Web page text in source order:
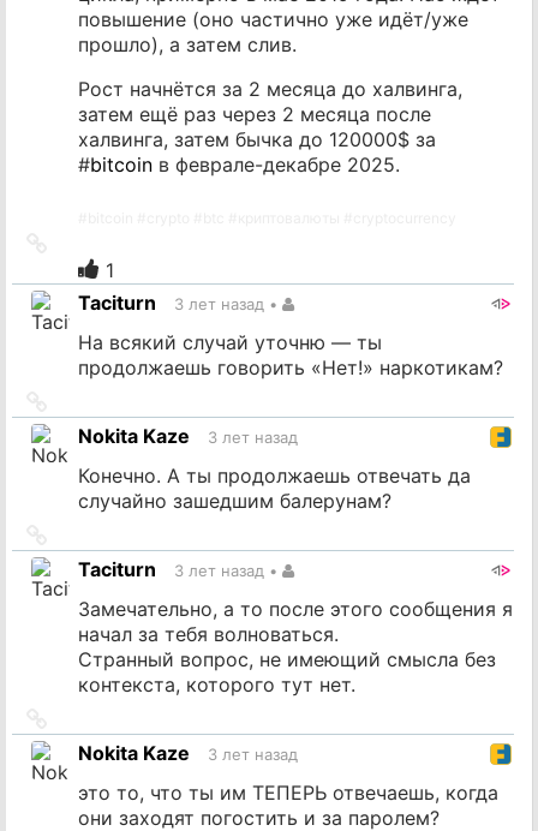
повышение (оно частично уже идёт/уже
прошло), а затем слив.
Рост начнётся за 2 месяца до халвинга,
затем ещё раз через 2 месяца после
халвинга, затем бычка до 120000$ за
#bitcoin в феврале-декабре 2025.
источник
1
Taciturn
3 лет назад •
На всякий случай уточню — ты
продолжаешь говорить «Нет!» наркотикам?
на
источник
Nokita Kaze 3 лет назад
Конечно. А ты продолжаешь отвечать да
случайно зашедшим балерунам?
на
источник
Taciturn 3 лет назад •
Замечательно, а то после этого сообщения я
начал за тебя волноваться.
Странный вопрос, не имеющий смысла без
контекста, которого тут нет.
на
источник
Nokita Kaze 3 лет назад
это то, что ты им ТЕПЕРЬ отвечаешь, когда
они заходят погостить и за паролем?